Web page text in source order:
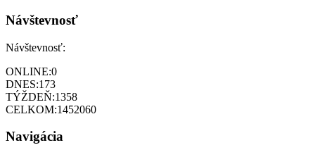
Návštevnosť
Návštevnosť:
ONLINE:0
DNES:173
TÝŽDEŇ:1358
CELKOM:1452060
Navigácia